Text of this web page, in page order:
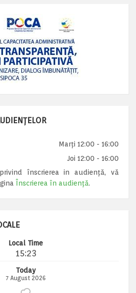
Marți 12:00 - 16:00
Joi 12:00 - 16:00
înscrierea in audiență, vă
Înscrierea în audiență.
Local Time
15:23
Today
7 August 2026